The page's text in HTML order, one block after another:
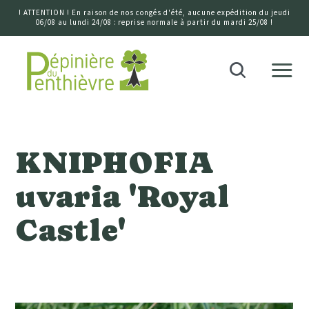
! ATTENTION ! En raison de nos congés d'été, aucune expédition du jeudi
06/08 au lundi 24/08 : reprise normale à partir du mardi 25/08 !
Accueil
KNIPHOFIA
uvaria 'Royal
Castle'